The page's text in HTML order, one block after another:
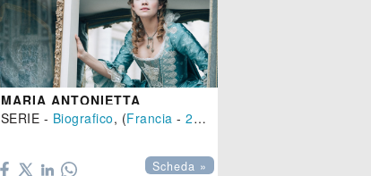
MARIA ANTONIETTA
SERIE - Biografico, (Francia -2022
Scheda »